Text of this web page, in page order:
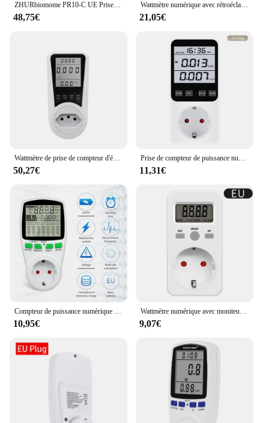
ZHURbiomome PR10-C UE Prise allemande 16A/Puissance/Watt/Prise/Massage/Compteur d'électricité
48,75€
Wattmètre numérique avec rétroéclairage, prise de courant alternatif, compteur de puissance, prise de moniteur d'utilisation d'électricité, kilowatt, compteur de tension de puissance
21,05€
Wattmètre de prise de compteur d'énergie numérique pour la surveillance de la consommation d'électricité, compteur de puissance enfichable, EU, US, UK, AU, eria, FR
50,27€
Prise de compteur de puissance numérique, wattmètre électronique, analyseur, voltmètre, ampèremètre, moniteur de coût d'électricité, prise UE, AC 220V
11,31€
Compteur de puissance numérique avec écran LCD, prise UE, wattmètre, compteur d'énergie AC 220V, graphique des coûts d'électricité, analyseur de prise de mesure
10,95€
Wattmètre numérique avec moniteur de puissance LCD, prise de mesure pour Test d'électricité 230V 16A EU UK AU US BR FR
9,07€